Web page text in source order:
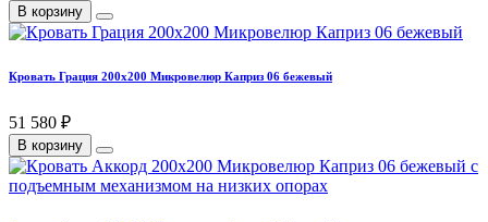
В корзину
Кровать Грация 200х200 Микровелюр Каприз 06 бежевый
51 580 ₽
В корзину